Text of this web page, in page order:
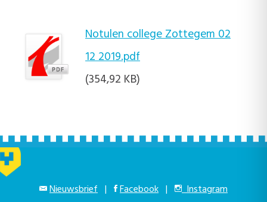
Notulen college Zottegem 02
12 2019.pdf
(354,92 KB)
Nieuwsbrief | Facebook | Instagram